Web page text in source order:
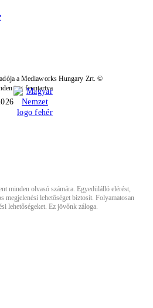
a Mediaworks Hungary Zrt. ©
jog fenntartva
minden olvasó számára. Egyedülálló elérést,
megjelenési lehetőséget biztosít. Folyamatosan
lehetőségeket. Ez jövőnk záloga.